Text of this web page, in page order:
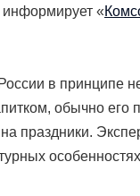
информирует «
в принципе
обычно его
праздники.